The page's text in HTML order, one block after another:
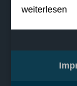
weiterlesen